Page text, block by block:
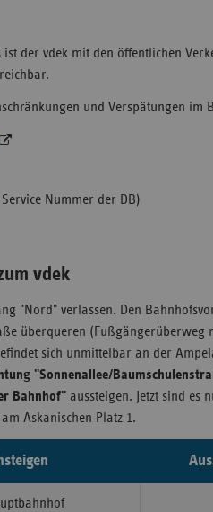
ist der vdek mit den öffentlichen
und Verspätungen im
Nummer der DB)
vdek
"Nord" verlassen. Den
überqueren (Fußgängerüberweg
sich unmittelbar an der
"Sonnenallee/
Bahnhof" aussteigen. Jetzt sind es
Askanischen Platz 1.